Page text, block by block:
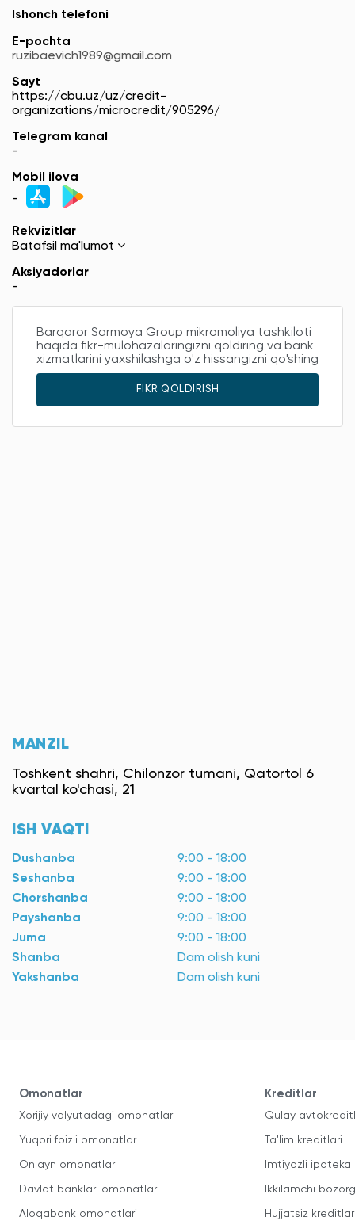
Ishonch telefoni
E-pochta
ruzibaevich1989@gmail.com
Sayt
https://cbu.uz/uz/credit-
organizations/microcredit/905296/
Telegram kanal
-
Mobil ilova
-
Rekvizitlar
Batafsil ma'lumot
Aksiyadorlar
-
Barqaror Sarmoya Group mikromoliya tashkiloti
haqida fikr-mulohazalaringizni qoldiring va bank
xizmatlarini yaxshilashga o'z hissangizni qo'shing
FIKR QOLDIRISH
MANZIL
Toshkent shahri, Chilonzor tumani, Qatortol 6
kvartal ko'chasi, 21
ISH VAQTI
Dushanba
9:00 - 18:00
Seshanba
9:00 - 18:00
Chorshanba
9:00 - 18:00
Payshanba
9:00 - 18:00
Juma
9:00 - 18:00
Shanba
Dam olish kuni
Yakshanba
Dam olish kuni
Omonatlar
Xorijiy valyutadagi omonatlar
Yuqori foizli omonatlar
Onlayn omonatlar
Davlat banklari omonatlari
Aloqabank omonatlari
Kreditlar
Qulay
Ta'lim kreditlari
Imtiyozli ipoteka
Ikkilamchi
Hujjatsiz kreditlar